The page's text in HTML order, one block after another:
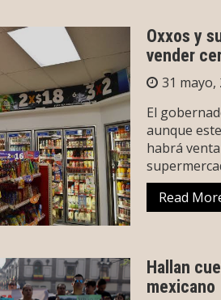
Oxxos y
vender
31 mayo,
El
aunque
habrá
Read
Hallan
mexicano